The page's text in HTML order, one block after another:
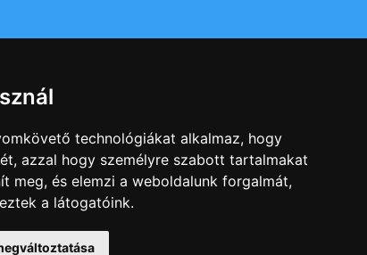
technológiákat alkalmaz, hogy
azzal hogy személyre szabott tartalmakat
meg, és elemzi a weboldalunk forgalmát,
a látogatóink.